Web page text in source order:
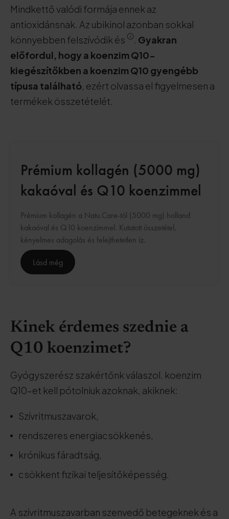
Mindkettő valódi formája ennek az
antioxidánsnak. Az ubikinol azonban sokkal
könnyebben felszívódik és
. Gyakran
előfordul, hogy a koenzim Q10-
kiegészítőkben a koenzim Q10 gyengébb
típusa található, ezért olvassa el figyelmesen a
termékek összetételét.
Prémium kollagén (5000 mg)
kakaóval és Q10 koenzimmel
Prémium kollagén a Natu.Care-tól (5000 mg) holland
kakaóval és Q10 koenzimmel. Kutatott összetétel,
kényelmes adagolás és felejthetetlen íz.
Lásd még
Kinek érdemes szednie a
Q10 koenzimet?
Gyógyszerész szakértőnk válaszol. koenzim
Q10-et kell pótolniuk azoknak, akiknek:
Szívritmuszavarok,
rendszeres energiacsökkenés,
krónikus fáradtság,
csökkent fizikai teljesítőképesség.
A szívritmuszavarban szenvedő betegeknek és a